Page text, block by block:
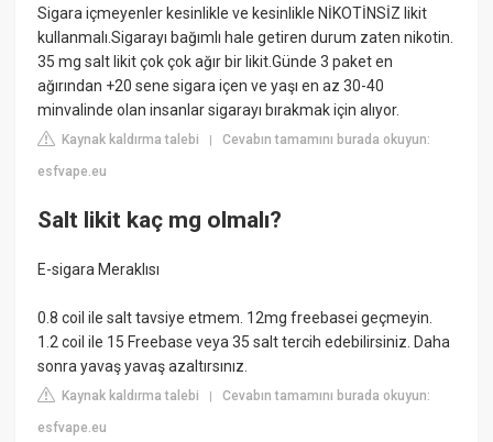
Sigara içmeyenler kesinlikle ve kesinlikle NİKOTİNSİZ likit
kullanmalı.Sigarayı bağımlı hale getiren durum zaten nikotin.
35 mg salt likit çok çok ağır bir likit.Günde 3 paket en
ağırından +20 sene sigara içen ve yaşı en az 30-40
minvalinde olan insanlar sigarayı bırakmak için alıyor.
Kaynak kaldırma talebi |Cevabın tamamını burada okuyun:
esfvape.eu
Salt likit kaç mg olmalı?
E-sigara Meraklısı
0.8 coil ile salt tavsiye etmem. 12mg freebasei geçmeyin.
1.2 coil ile 15 Freebase veya 35 salt tercih edebilirsiniz. Daha
sonra yavaş yavaş azaltırsınız.
Kaynak kaldırma talebi |Cevabın tamamını burada okuyun:
esfvape.eu